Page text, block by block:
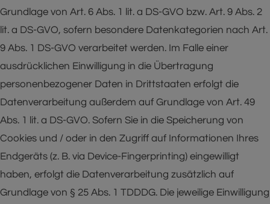
Grundlage von Art. 6 Abs. 1 lit. a DS-GVO bzw. Art. 9 Abs. 2
lit. a DS-GVO, sofern besondere Datenkategorien nach Art.
9 Abs. 1 DS-GVO verarbeitet werden. Im Falle einer
ausdrücklichen Einwilligung in die Übertragung
personenbezogener Daten in Drittstaaten erfolgt die
Datenverarbeitung außerdem auf Grundlage von Art. 49
Abs. 1 lit. a DS-GVO. Sofern Sie in die Speicherung von
Cookies und / oder in den Zugriff auf Informationen Ihres
Endgeräts (z. B. via Device-Fingerprinting) eingewilligt
haben, erfolgt die Datenverarbeitung zusätzlich auf
Grundlage von § 25 Abs. 1 TDDDG. Die jeweilige Einwilligung